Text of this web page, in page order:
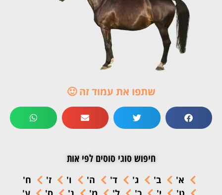
שתפו את עמוד זה 🙂
חיפוש סוגי סוסים לפי אות
א' ב' ג' ד' ה' ו' ז'
ח'